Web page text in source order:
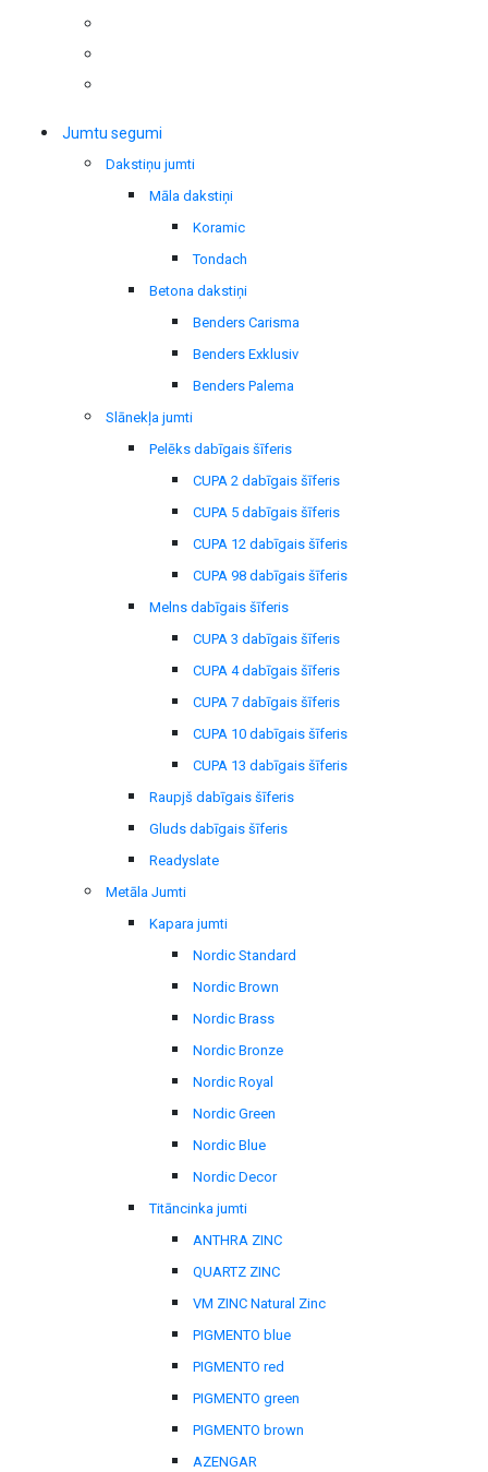
Jumtu segumi
Dakstiņu jumti
Māla dakstiņi
Koramic
Tondach
Betona dakstiņi
Benders Carisma
Benders Exklusiv
Benders Palema
Slānekļa jumti
Pelēks dabīgais šīferis
CUPA 2 dabīgais šīferis
CUPA 5 dabīgais šīferis
CUPA 12 dabīgais šīferis
CUPA 98 dabīgais šīferis
Melns dabīgais šīferis
CUPA 3 dabīgais šīferis
CUPA 4 dabīgais šīferis
CUPA 7 dabīgais šīferis
CUPA 10 dabīgais šīferis
CUPA 13 dabīgais šīferis
Raupjš dabīgais šīferis
Gluds dabīgais šīferis
Readyslate
Metāla Jumti
Kapara jumti
Nordic Standard
Nordic Brown
Nordic Brass
Nordic Bronze
Nordic Royal
Nordic Green
Nordic Blue
Nordic Decor
Titāncinka jumti
ANTHRA ZINC
QUARTZ ZINC
VM ZINC Natural Zinc
PIGMENTO blue
PIGMENTO red
PIGMENTO green
PIGMENTO brown
AZENGAR